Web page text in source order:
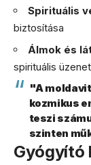
Spirituális
biztosítása
Álmok és
spirituális
"A
kozmikus
teszi
szinten
Gyógyító